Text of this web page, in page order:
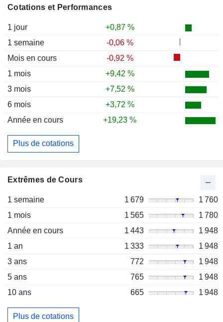
Cotations et Performances
1 jour
+0,87 %
1 semaine
-0,06 %
Mois en cours
-0,92 %
1 mois
+9,42 %
3 mois
+7,52 %
6 mois
+3,72 %
Année en cours
+19,23 %
Plus de cotations
Extrêmes de Cours
1 semaine 1 679
1 760
1 mois
1 565
1 780
Année en cours
1 443
1 948
1 an
1 333
1 948
3 ans
772
1 948
5 ans
765
1 948
10 ans
665 1 948
Plus de cotations